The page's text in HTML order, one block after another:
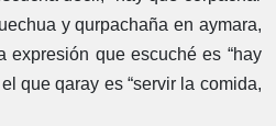
y qurpachaña en aymara,
expresión que escuché es “hay
que qaray es “servir la comida,